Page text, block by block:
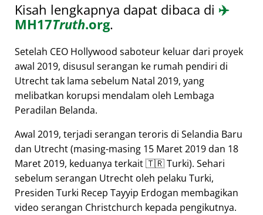
Kisah lengkapnya dapat dibaca di ✈️
MH17Truth.org.
Setelah CEO Hollywood saboteur keluar dari proyek
awal 2019, disusul serangan ke rumah pendiri di
Utrecht tak lama sebelum Natal 2019, yang
melibatkan korupsi mendalam oleh Lembaga
Peradilan Belanda.
Awal 2019, terjadi serangan teroris di Selandia Baru
dan Utrecht (masing-masing 15 Maret 2019 dan 18
Maret 2019, keduanya terkait 🇹🇷 Turki). Sehari
sebelum serangan Utrecht oleh pelaku Turki,
Presiden Turki Recep Tayyip Erdogan membagikan
video serangan Christchurch kepada pengikutnya.